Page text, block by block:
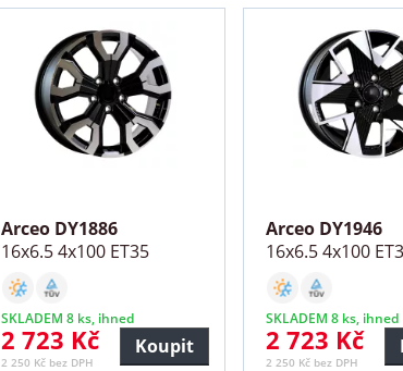
Arceo DY1886
16x6.5 4x100 ET35
SKLADEM 8 ks, ihned
2 723 Kč
2 250 Kč bez DPH
Koupit
Arceo DY1946
16x6.5 4x100
SKLADEM 8 ks, ihned
2 723 Kč
2 250 Kč bez DPH